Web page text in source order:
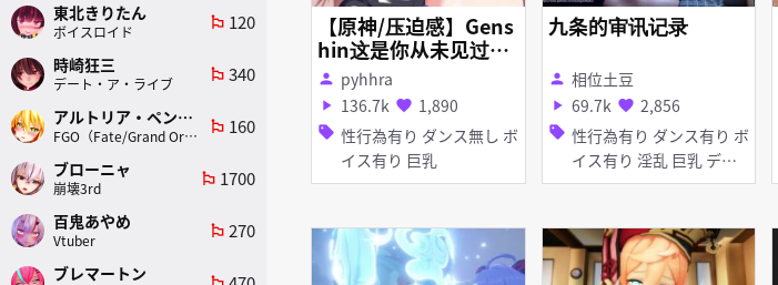
【原神/压迫感】Gens
hin这是你从未见过的
全新素材（威風堂々）
person pyhhra
play_arrow 136.7k favorite 1,890
sell 性行為有り ダンス無し ボ
イス有り 巨乳
九条的审讯记录
person 相位土豆
play_arrow 69.7k favorite 2,856
sell 性行為有り ダンス有り ボ
イス有り 淫乱 巨乳 ディ
ルド 足コキ 素股 手コキ
東北きりたん
ボイスロイド
emoji_flags 120
時崎狂三
デート・ア・ライブ
emoji_flags 340
アルトリア・ペンドラゴン(ランサー)
FGO（Fate/Grand Order）
emoji_flags 160
ブローニャ
崩壊3rd
emoji_flags 1700
百鬼あやめ
Vtuber
emoji_flags 270
ブレマートン